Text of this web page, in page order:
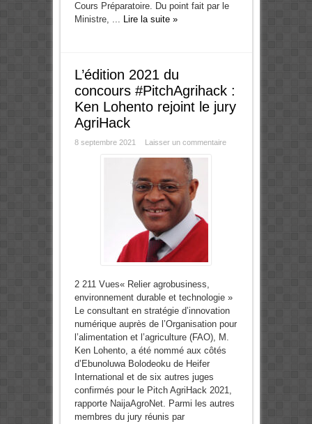
Cours Préparatoire. Du point fait par le
Ministre, ... Lire la suite »
L’édition 2021 du
concours #PitchAgrihack :
Ken Lohento rejoint le jury
AgriHack
8 septembre 2021 Laisser un commentaire
2 211 Vues« Relier agrobusiness,
environnement durable et technologie »
Le consultant en stratégie d’innovation
numérique auprès de l’Organisation pour
l’alimentation et l’agriculture (FAO), M.
Ken Lohento, a été nommé aux côtés
d’Ebunoluwa Bolodeoku de Heifer
International et de six autres juges
confirmés pour le Pitch AgriHack 2021,
rapporte NaijaAgroNet. Parmi les autres
membres du jury réunis par